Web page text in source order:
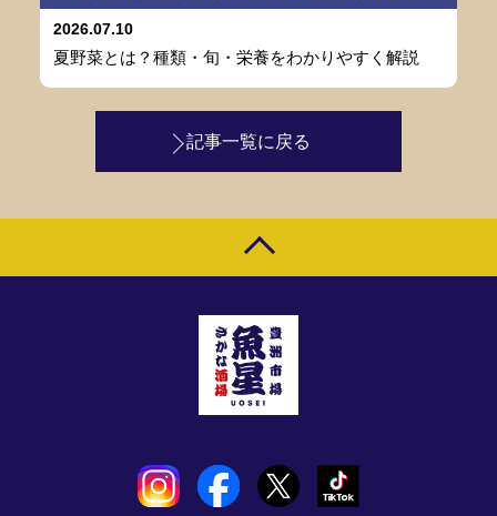
2026.07.10
夏野菜とは？種類・旬・栄養をわかりやすく解説
記事一覧に戻る